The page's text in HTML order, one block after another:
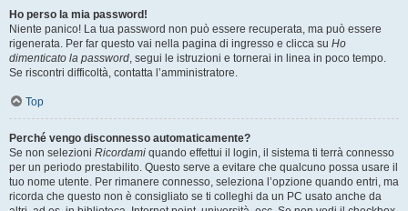
Ho perso la mia password!
Niente panico! La tua password non può essere recuperata, ma può essere
rigenerata. Per far questo vai nella pagina di ingresso e clicca su Ho
dimenticato la password, segui le istruzioni e tornerai in linea in poco tempo.
Se riscontri difficoltà, contatta l’amministratore.
Top
Perché vengo disconnesso automaticamente?
Se non selezioni Ricordami quando effettui il login, il sistema ti terrà connesso
per un periodo prestabilito. Questo serve a evitare che qualcuno possa usare il
tuo nome utente. Per rimanere connesso, seleziona l’opzione quando entri, ma
ricorda che questo non è consigliato se ti colleghi da un PC usato anche da